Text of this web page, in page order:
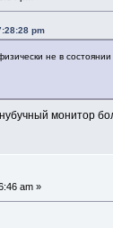
pm
не в
монитор
am »